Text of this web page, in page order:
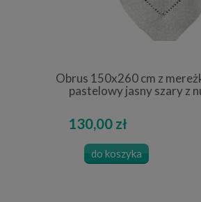
Obrus 150x260 cm z
pastelowy jasny szary z
130,00 zł
do koszyka